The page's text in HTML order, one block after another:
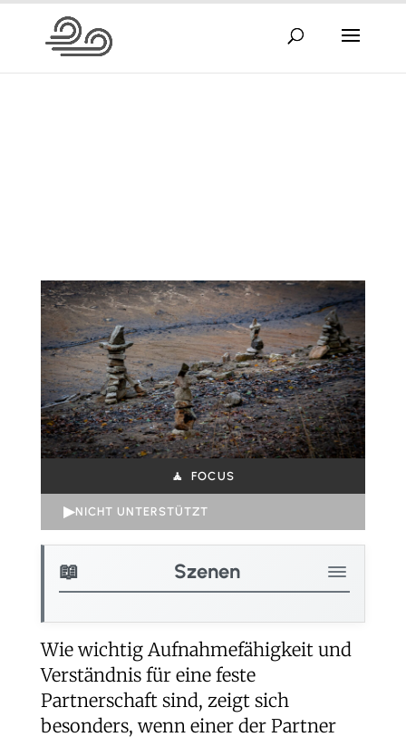
Wie wichtig Aufnahmefähigkeit und
Verständnis für eine feste
Partnerschaft sind, zeigt sich
besonders, wenn einer der Partner
FOCUS
▶NICHT UNTERSTÜTZT
Szenen
Wie wichtig Aufnahmefähigkeit
"Hm, das lassen
"So, ich soll